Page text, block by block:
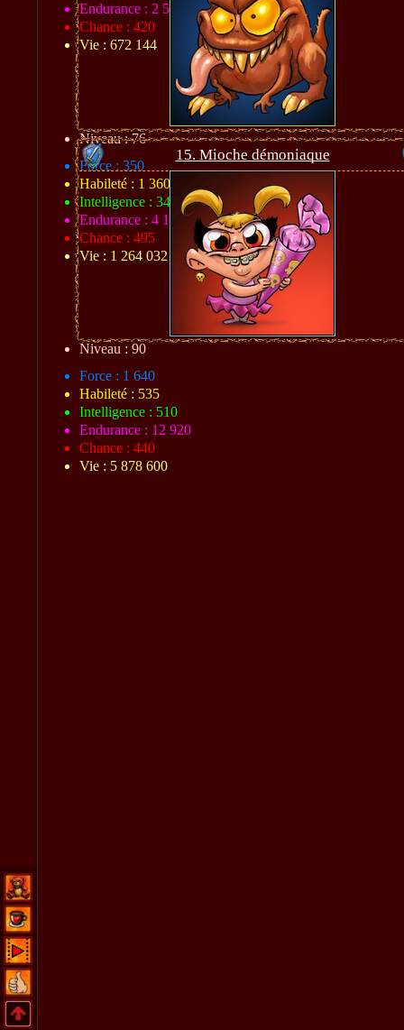
Endurance : 2 508
Chance : 420
Vie : 672 144
Niveau : 76
Force : 350
Habileté : 1 360
Intelligence : 340
Endurance : 4 104
Chance : 495
Vie : 1 264 032
15. Mioche démoniaque
Niveau : 90
Force : 1 640
Habileté : 535
Intelligence : 510
Endurance : 12 920
Chance : 440
Vie : 5 878 600